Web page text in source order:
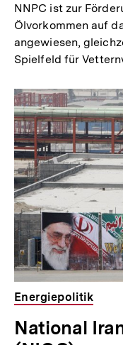
NNPC ist zur
Ölvorkommen auf
angewiesen,
Spielfeld für
Energiepolitik
National